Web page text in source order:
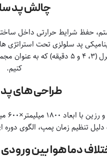
چالش پد
شرایط حرارتی داخل
پد سلولزی تحت
پمپ (از ۳ ثانیه تا ۱۲۰ ثانیه) و
کنیم.
طراحی های
تنظیم زمان پمپ، الگوی
دما هوا بین